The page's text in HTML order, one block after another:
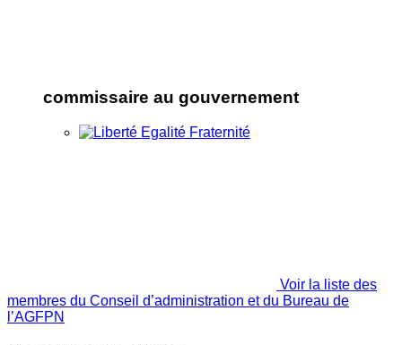
commissaire au gouvernement
Voir la liste des
membres du Conseil d’administration et du Bureau de
l’AGFPN